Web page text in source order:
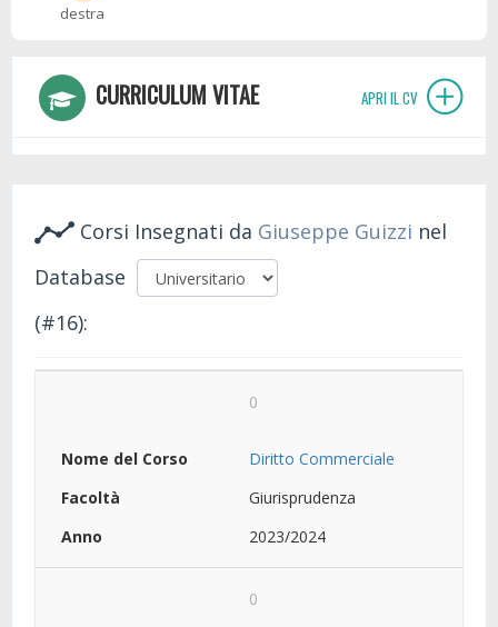
destra
CURRICULUM VITAE APRI IL CV
Corsi Insegnati da Giuseppe Guizzi
Database
(#16):
0
Diritto Commerciale
Giurisprudenza
2023/2024
0